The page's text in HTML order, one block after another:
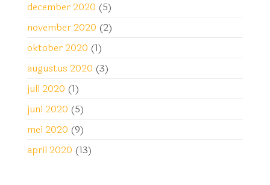
december 2020 (5)
november 2020 (2)
oktober 2020 (1)
augustus 2020 (3)
juli 2020 (1)
juni 2020 (5)
mei 2020 (9)
april 2020 (13)